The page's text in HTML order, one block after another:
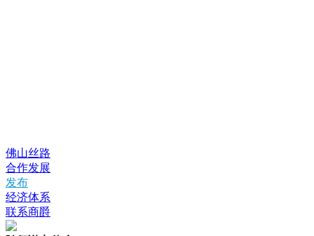
佛山丝路
合作发展
发布
经济体系
联系商爵